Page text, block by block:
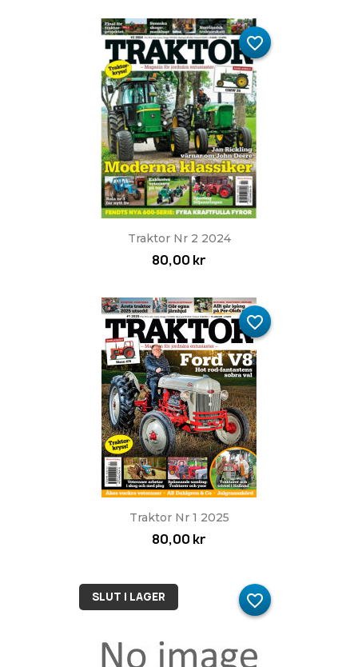
Traktor Nr 2 2024
80,00 kr
favorite_border
Traktor Nr 1 2025
80,00 kr
favorite_border
SLUT I LAGER favorite_border